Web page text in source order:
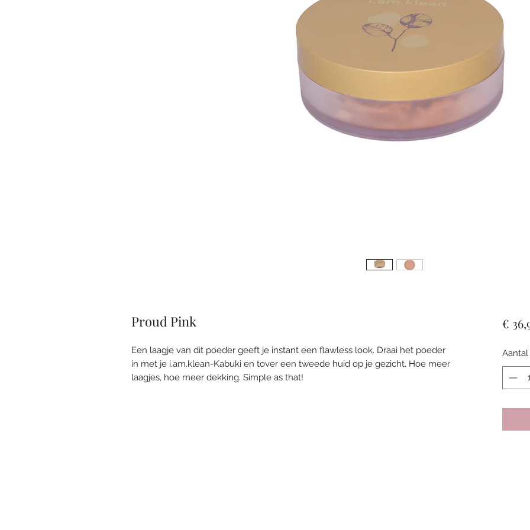
Proud Pink
Een laagje van dit poeder geeft je instant een flawless look. Draai het poeder
in met je i.am.klean-Kabuki en tover een tweede huid op je gezicht. Hoe meer
laagjes, hoe meer dekking. Simple as that!
€
Aantal